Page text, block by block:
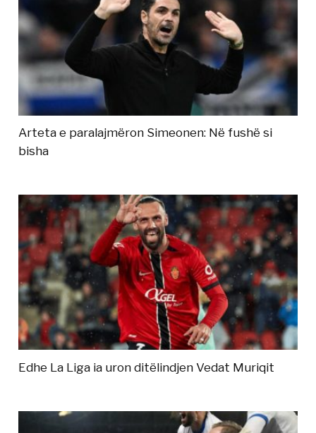
Arteta e paralajmëron Simeonen: Në fushë si
bisha
Edhe La Liga ia uron ditëlindjen Vedat Muriqit